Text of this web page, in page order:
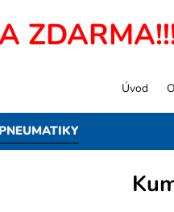
PNEUMATIKY
Úvod